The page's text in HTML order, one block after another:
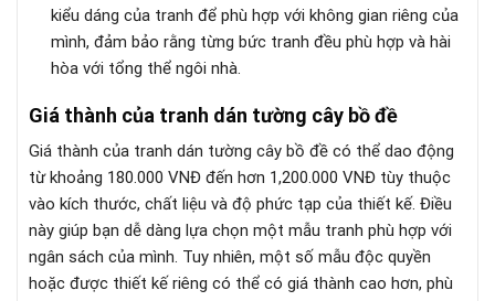
kiểu dáng của tranh để phù hợp với không gian riêng của
mình, đảm bảo rằng từng bức tranh đều phù hợp và hài
hòa với tổng thể ngôi nhà.
Giá thành của tranh dán tường cây bồ đề
Giá thành của tranh dán tường cây bồ đề có thể dao động
từ khoảng 180.000 VNĐ đến hơn 1,200.000 VNĐ tùy thuộc
vào kích thước, chất liệu và độ phức tạp của thiết kế. Điều
này giúp bạn dễ dàng lựa chọn một mẫu tranh phù hợp với
ngân sách của mình. Tuy nhiên, một số mẫu độc quyền
hoặc được thiết kế riêng có thể có giá thành cao hơn, phù